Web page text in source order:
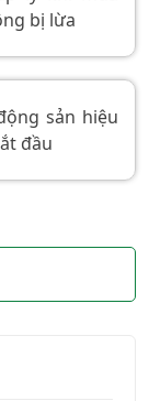
bị lừa
sản hiệu
đầu